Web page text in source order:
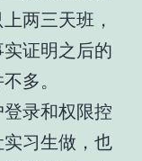
两三天班，
证明之后的
多。
录和权限控
习生做，也